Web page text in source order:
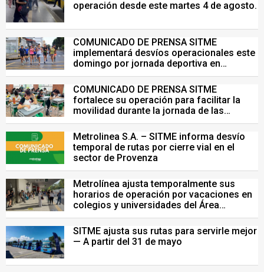
operación desde este martes 4 de agosto.
COMUNICADO DE PRENSA SITME
implementará desvíos operacionales este
domingo por jornada deportiva en
Bucaramanga
COMUNICADO DE PRENSA SITME
fortalece su operación para facilitar la
movilidad durante la jornada de las
Pruebas Saber del 26 de julio
Metrolinea S.A. – SITME informa desvío
temporal de rutas por cierre vial en el
sector de Provenza
Metrolínea ajusta temporalmente sus
horarios de operación por vacaciones en
colegios y universidades del Área
Metropolitana de Bucaramanga.
SITME ajusta sus rutas para servirle mejor
— A partir del 31 de mayo